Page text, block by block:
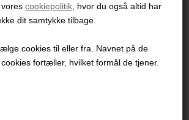
vorescookiepolitik , hvor du også altid har
dit samtykke tilbage.
cookies til eller fra. Navnet på de
fortæller, hvilket formål de tjener.